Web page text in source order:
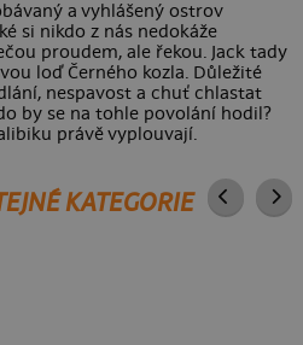
a vyhlášený ostrov
si nikdo z nás nedokáže
proudem, ale řekou. Jack tady
loď Černého kozla. Důležité
nespavost a chuť chlastat
by se na tohle povolání hodil?
právě vyplouvají.
KATEGORIE